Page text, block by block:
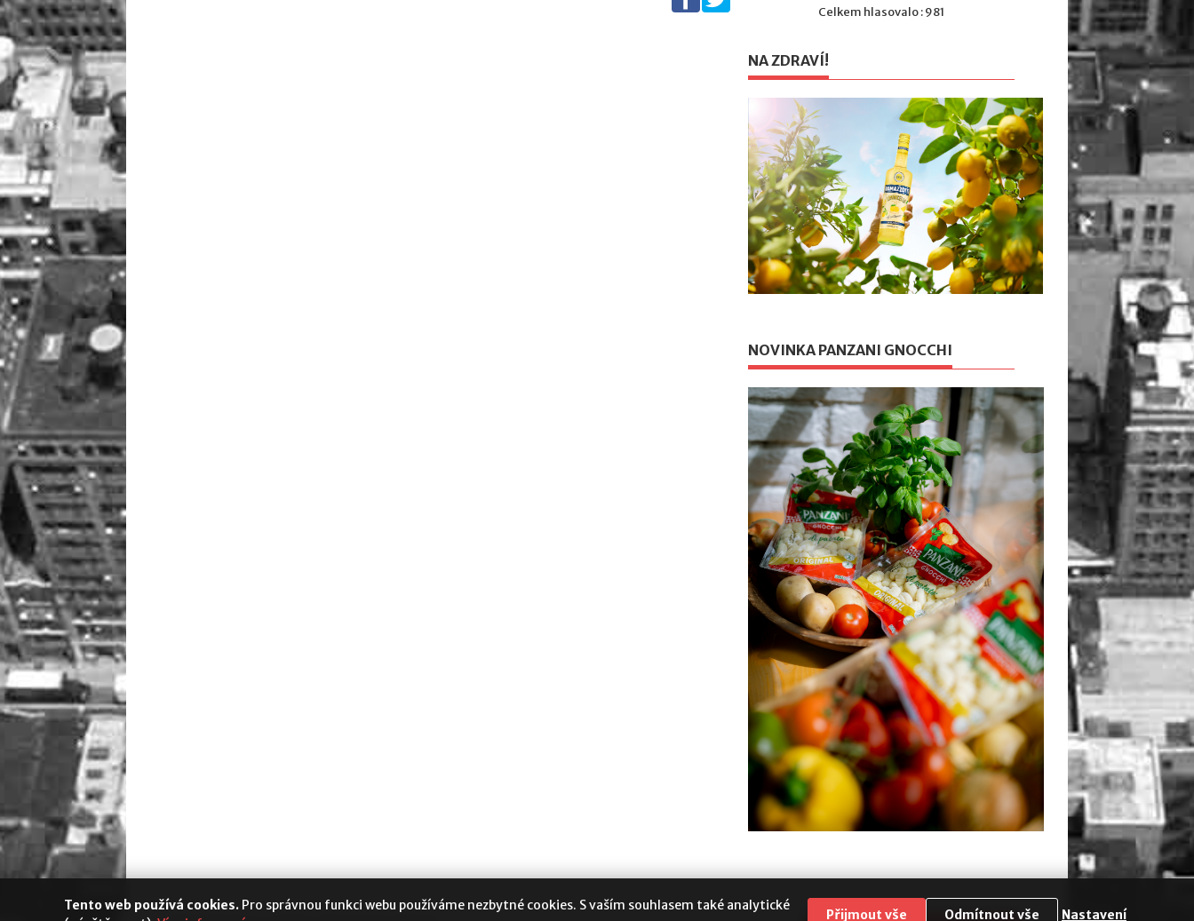
Celkem hlasovalo : 981
NA ZDRAVÍ!
NOVINKA PANZANI GNOCCHI
Tento web používá cookies. Pro správnou funkci webu používáme nezbytné cookies. S vaším souhlasem také analytické
Přijmout vše Odmítnout vše Nastavení